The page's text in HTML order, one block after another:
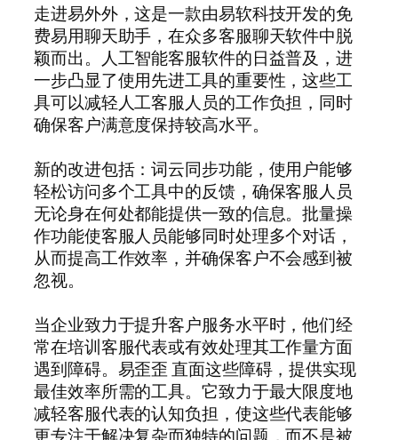
走进易外外，这是一款由易软科技开发的免
费易用聊天助手，在众多客服聊天软件中脱
颖而出。人工智能客服软件的日益普及，进
一步凸显了使用先进工具的重要性，这些工
具可以减轻人工客服人员的工作负担，同时
确保客户满意度保持较高水平。
新的改进包括：词云同步功能，使用户能够
轻松访问多个工具中的反馈，确保客服人员
无论身在何处都能提供一致的信息。批量操
作功能使客服人员能够同时处理多个对话，
从而提高工作效率，并确保客户不会感到被
忽视。
当企业致力于提升客户服务水平时，他们经
常在培训客服代表或有效处理其工作量方面
遇到障碍。易歪歪 直面这些障碍，提供实现
最佳效率所需的工具。它致力于最大限度地
减轻客服代表的认知负担，使这些代表能够